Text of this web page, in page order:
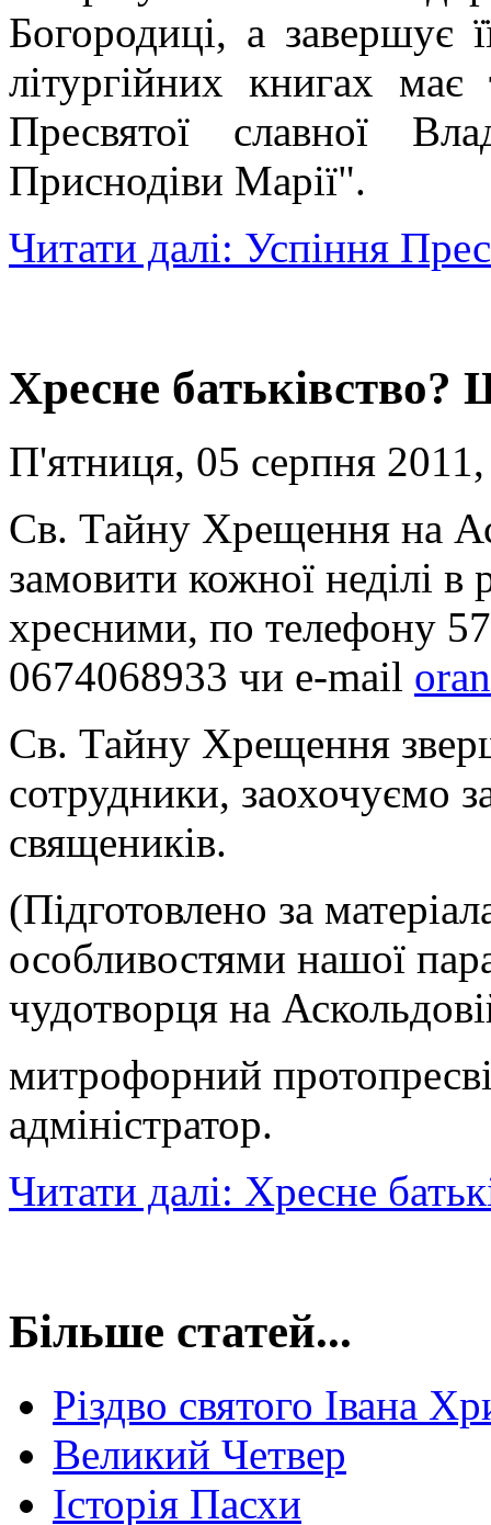
Богородиці, а завершує
літургійних книгах
Пресвятої славної
Приснодіви Марії".
Читати далі: Успіння
Хресне батьківство?
П'ятниця, 05 серпня
Св. Тайну Хрещення на
замовити кожної неділі в
хресними, по телефону
0674068933 чи e-mail
Св. Тайну Хрещення
сотрудники, заохочуємо
священиків.
(Підготовлено за
особливостями нашої
чудотворця на
митрофорний
адміністратор.
Читати далі: Хресне
Більше статей...
Різдво святого Івана
Великий Четвер
Історія Пасхи